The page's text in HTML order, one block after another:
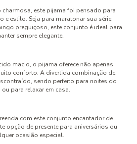
charmosa, este pijama foi pensado para
e estilo. Seja para maratonar sua série
preguiçoso, este conjunto é ideal para
sempre elegante.
macio, o pijama oferece não apenas
conforto. A divertida combinação de
sendo perfeito para noites do
para relaxar em casa.
com este conjunto encantador de
opção de presente para aniversários ou
ocasião especial.